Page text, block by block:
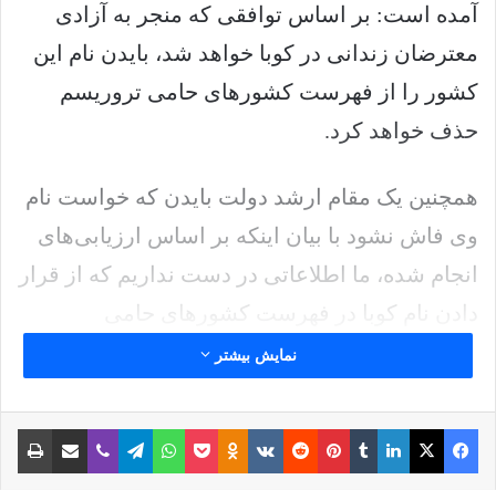
آمده است: بر اساس توافقی که منجر به آزادی
معترضان زندانی در کوبا خواهد شد، بایدن نام این
کشور را از فهرست کشورهای حامی تروریسم
حذف خواهد کرد.
همچنین یک مقام ارشد دولت بایدن که خواست نام
وی فاش نشود با بیان اینکه بر اساس ارزیابی‌های
انجام شده، ما اطلاعاتی در دست نداریم که از قرار
دادن نام کوبا در فهرست کشورهای حامی
تروریسم حمایت کند، اظهار کرد: رئیس جمهور
حذف نام کوبا از این فهرست مطلع خواهد کرد.
نمایش بیشتر
فیس بوک X لینکدین‫تامبلر‫پین‌ترست
‫رددیت‫VKontakte
‫Odnoklassniki
پاکتواتس آپ تلگراموایبر اشتراک گذاری از طریق ایمیل